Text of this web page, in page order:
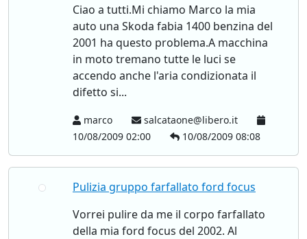
Ciao a tutti.Mi chiamo Marco la mia
auto una Skoda fabia 1400 benzina del
2001 ha questo problema.A macchina
in moto tremano tutte le luci se
accendo anche l'aria condizionata il
difetto si...
marco
salcataone@libero.it
10/08/2009 02:00
10/08/2009 08:08
Pulizia gruppo farfallato ford focus
Vorrei pulire da me il corpo farfallato
della mia ford focus del 2002. Al